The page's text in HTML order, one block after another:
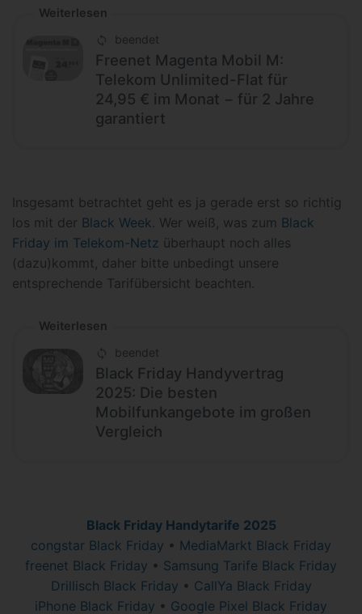
Weiterlesen
beendet
Freenet Magenta Mobil M:
Telekom Unlimited-Flat für
24,95 € im Monat − für 2 Jahre
garantiert
Insgesamt betrachtet geht es ja gerade erst so richtig
los mit der Black Week . Wer weiß, was zum Black
Friday im Telekom-Netz überhaupt noch alles
(dazu)kommt, daher bitte unbedingt unsere
entsprechende Tarifübersicht beachten.
Weiterlesen
beendet
Black Friday Handyvertrag
2025: Die besten
Mobilfunkangebote im großen
Vergleich
Black Friday Handytarife 2025
congstar Black Friday • MediaMarkt Black Friday
freenet Black Friday • Samsung Tarife Black Friday
Drillisch Black Friday • CallYa Black Friday
iPhone Black Friday • Google Pixel Black Friday